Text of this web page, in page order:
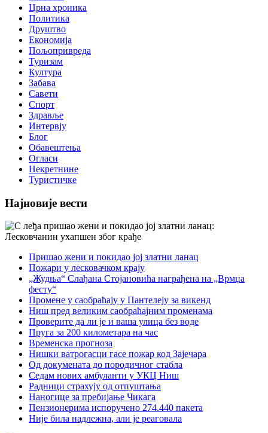
Црна хроника
Политика
Друштво
Економија
Пољопривреда
Туризам
Култура
Забава
Савети
Спорт
Здравље
Интервју
Блог
Обавештења
Огласи
Некретнине
Туристичке
Најновије вести
Пришао жени и покидао јој златни ланац
Пожари у лесковачком крају
„Жудња“ Слађана Стојановића награђена на „Врмџа
фесту“
Промене у саобраћају у Пантелеју за викенд
Ниш пред великим саобраћајним променама
Проверите да ли је и ваша улица без воде
Пруга за 200 километара на час
Временска прогноза
Нишки ватрогасци гасе пожар код Зајечара
Од докумената до породичног стабла
Седам нових амбуланти у УКЦ Ниш
Радници страхују од отпуштања
Наногице за пребијање Чикага
Пензионерима испоручено 274.440 пакета
Није била надлежна, али је реаговала